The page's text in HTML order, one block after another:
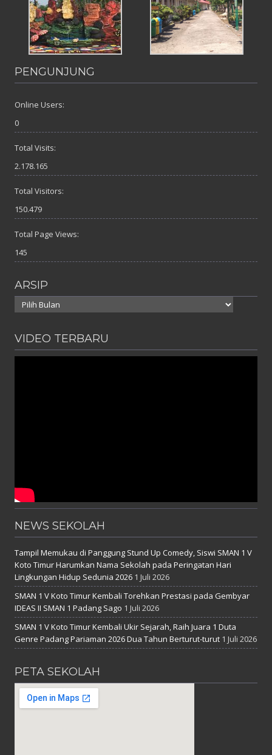
PENGUNJUNG
Online Users:
0
Total Visits:
2.178.165
Total Visitors:
150.479
Total Page Views:
145
ARSIP
Arsip
VIDEO TERBARU
NEWS SEKOLAH
Tampil Memukau di Panggung Stund Up Comedy, Siswi SMAN 1 V
Koto Timur Harumkan Nama Sekolah pada Peringatan Hari
Lingkungan Hidup Sedunia 2026 1 Juli 2026
SMAN 1 V Koto Timur Kembali Torehkan Prestasi pada Gembyar
IDEAS II SMAN 1 Padang Sago 1 Juli 2026
SMAN 1 V Koto Timur Kembali Ukir Sejarah, Raih Juara 1 Duta
Genre Padang Pariaman 2026 Dua Tahun Berturut-turut 1 Juli 2026
PETA SEKOLAH